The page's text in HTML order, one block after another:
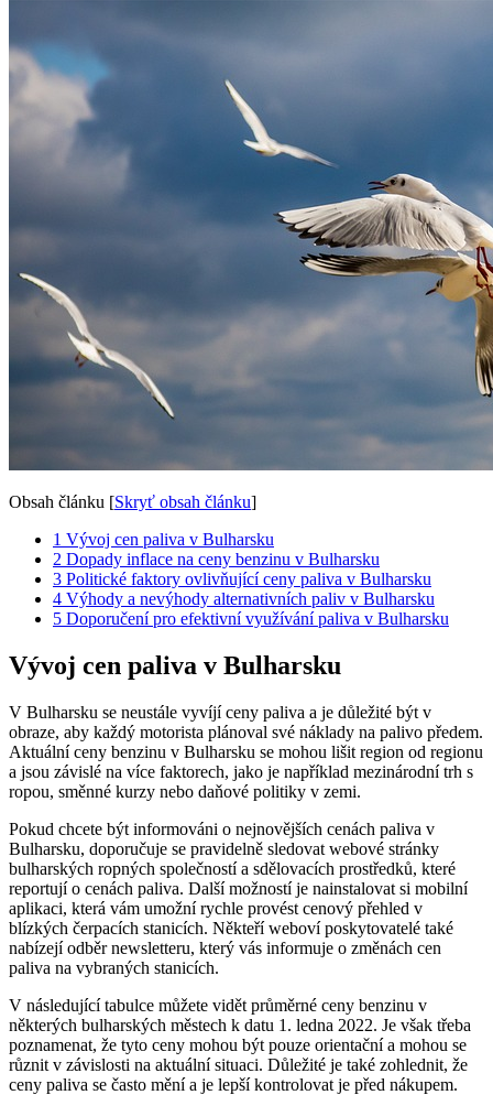
Obsah článku [Skryť obsah článku]
1 Vývoj cen paliva v Bulharsku
2 Dopady inflace na ceny benzinu v Bulharsku
3 Politické faktory ovlivňující ceny paliva v Bulharsku
4 Výhody a nevýhody alternativních paliv v Bulharsku
5 Doporučení pro efektivní využívání paliva v Bulharsku
Vývoj cen paliva v Bulharsku
V Bulharsku se neustále vyvíjí ceny paliva a je důležité být v
obraze, aby každý motorista plánoval své náklady na palivo předem.
Aktuální ceny benzinu v Bulharsku se mohou lišit region od regionu
a jsou závislé na více faktorech, jako je například mezinárodní trh s
ropou, směnné kurzy nebo daňové politiky v zemi.
Pokud chcete být informováni o nejnovějších cenách paliva v
Bulharsku, doporučuje se pravidelně sledovat webové stránky
bulharských ropných společností a sdělovacích prostředků, které
reportují o cenách paliva. Další možností je nainstalovat si mobilní
aplikaci, která vám umožní rychle provést cenový přehled v
blízkých čerpacích stanicích. Někteří weboví poskytovatelé také
nabízejí odběr newsletteru, který vás informuje o změnách cen
paliva na vybraných stanicích.
V následující tabulce můžete vidět průměrné ceny benzinu v
některých bulharských městech k datu 1. ledna 2022. Je však třeba
poznamenat, že tyto ceny mohou být pouze orientační a mohou se
různit v závislosti na aktuální situaci. Důležité je také zohlednit, že
ceny paliva se často mění a je lepší kontrolovat je před nákupem.